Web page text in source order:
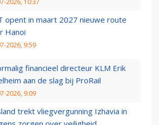
2026, 10:37
opent in maart 2027 nieuwe route
Hanoi
2026, 9:59
financieel directeur KLM Erik
aan de slag bij ProRail
2026, 9:09
trekt vliegvergunning Izhavia in